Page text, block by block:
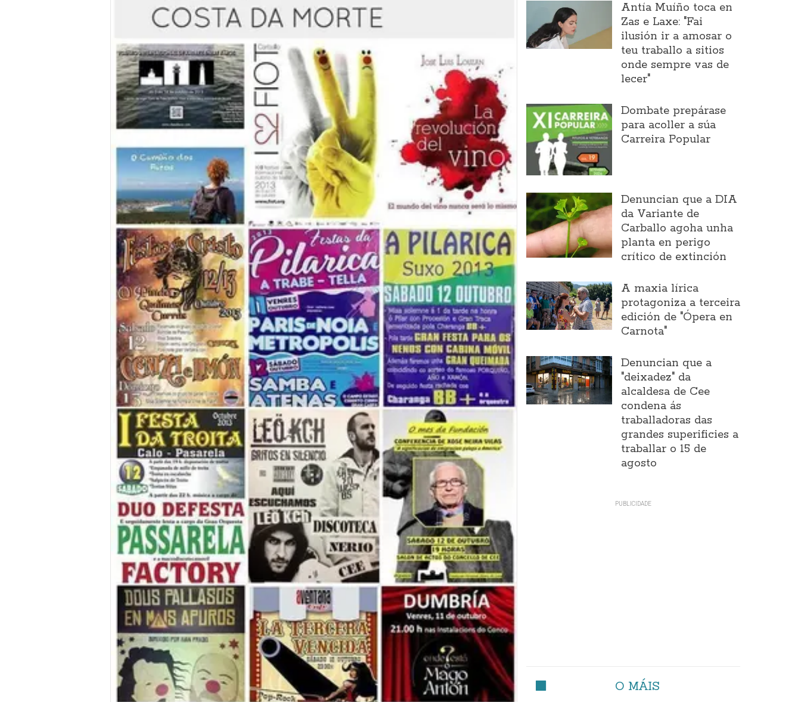
Antía Muíño toca en
Zas e Laxe: "Fai
ilusión ir a amosar o
teu traballo a sitios
onde sempre vas de
lecer"
Dombate prepárase
para acoller a súa
Carreira Popular
Denuncian que a DIA
da Variante de
Carballo agoha unha
planta en perigo
crítico de extinción
A maxia lírica
protagoniza a terceira
edición de "Ópera en
Carnota"
Denuncian que a
"deixadez" da
alcaldesa de Cee
condena ás
traballadoras das
grandes superificies a
traballar o 15 de
agosto
O MÁIS